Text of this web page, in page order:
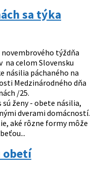
sa týka
týždňa
celom Slovensku
násilia páchaného na
Medzinárodného dňa
/25.
ženy - obete násilia,
dverami domácností.
aké rôzne formy môže
obetí